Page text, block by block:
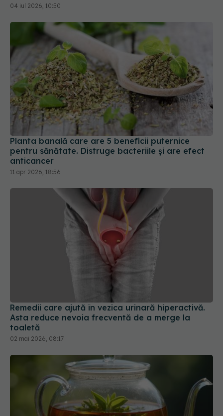
04 iul 2026, 10:50
Planta banală care are 5 beneficii puternice
pentru sănătate. Distruge bacteriile și are efect
anticancer
11 apr 2026, 18:56
Remedii care ajută în vezica urinară hiperactivă.
Asta reduce nevoia frecventă de a merge la
toaletă
02 mai 2026, 08:17